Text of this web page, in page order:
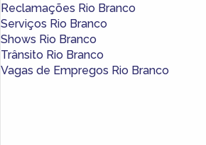
Reclamações Rio Branco
Serviços Rio Branco
Shows Rio Branco
Trânsito Rio Branco
Vagas de Empregos Rio Branco